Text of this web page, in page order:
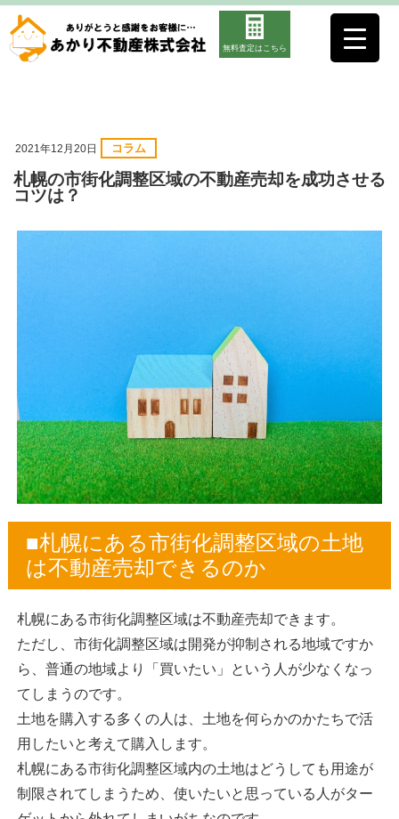
無料査定はこちら
2021年12月20日 コラム
札幌の市街化調整区域の不動産売却を成功させる
コツは？
■札幌にある市街化調整区域の土地
は不動産売却できるのか
札幌にある市街化調整区域は不動産売却できます。
ただし、市街化調整区域は開発が抑制される地域ですか
ら、普通の地域より「買いたい」という人が少なくなっ
てしまうのです。
土地を購入する多くの人は、土地を何らかのかたちで活
用したいと考えて購入します。
札幌にある市街化調整区域内の土地はどうしても用途が
制限されてしまうため、使いたいと思っている人がター